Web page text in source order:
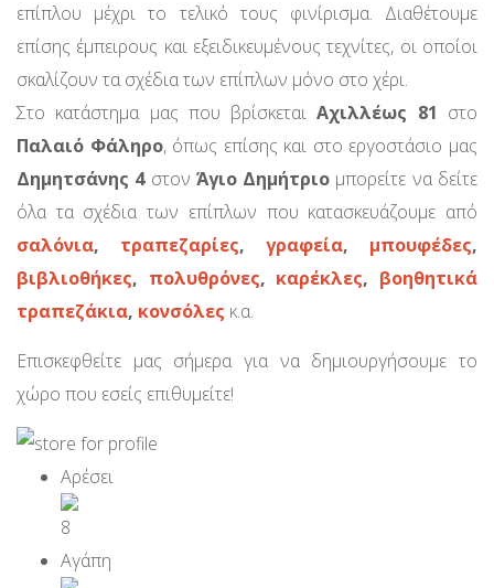
επίπλου μέχρι το τελικό τους φινίρισμα. Διαθέτουμε
επίσης έμπειρους και εξειδικευμένους τεχνίτες, οι οποίοι
σκαλίζουν τα σχέδια των επίπλων μόνο στο χέρι.
Στο κατάστημα μας που βρίσκεταιΑχιλλέως 81 στο
Παλαιό Φάληρο, όπως επίσης και στο εργοστάσιο μας
Δημητσάνης 4στον Άγιο Δημήτριο μπορείτε να δείτε
όλα τα σχέδια των επίπλων που κατασκευάζουμε από
σαλόνια, τραπεζαρίες, γραφεία, μπουφέδες,
βιβλιοθήκες, πολυθρόνες, καρέκλες, βοηθητικά
τραπεζάκια, κονσόλες κ.α.
Επισκεφθείτε μας σήμερα για να δημιουργήσουμε το
χώρο που εσείς επιθυμείτε!
8